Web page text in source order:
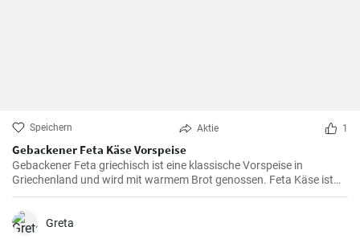
Speichern Aktie 1
Gebackener Feta Käse Vorspeise
Gebackener Feta griechisch ist eine klassische Vorspeise in
Griechenland und wird mit warmem Brot genossen. Feta Käse ist
aus Schafsmilch und schmeckt pikant aber nicht zu salzig .
Gebackener Feta im Ofen ist besonders köstlich. Probieren sie es
aus.
Greta